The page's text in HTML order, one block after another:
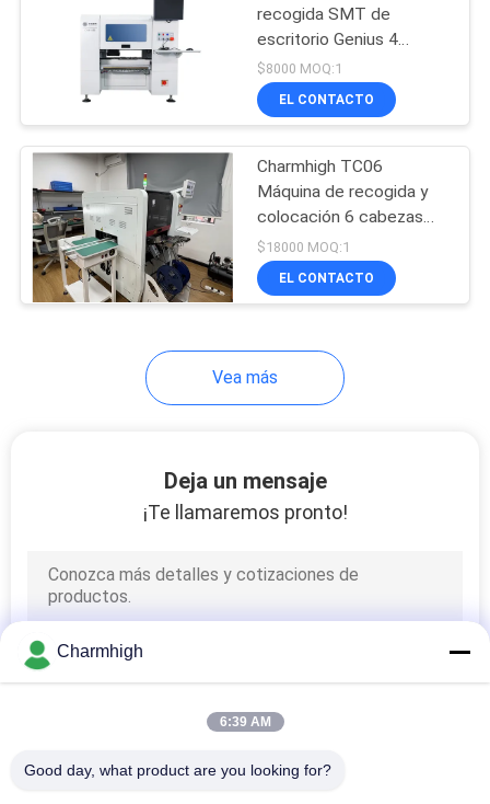
Planta de
fabricación del PWB
Accesorios de SMT
máquina que suelda
de la onda
recogida SMT de
escritorio Genius 4
cabezales CHM-650 con
50 alimentadores
$8000 MOQ:1
EL CONTACTO
Charmhigh TC06
Máquina de recogida y
colocación 6 cabezas
Solución SMT compacta
y de alta precisión
$18000 MOQ:1
EL CONTACTO
Vea más
Deja un mensaje
¡Te llamaremos pronto!
Charmhigh
6:39 AM
Good day, what product are you looking for?